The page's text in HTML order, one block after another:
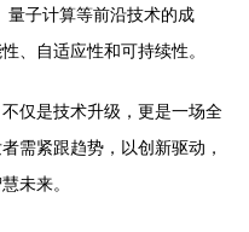
量子计算等前沿技术的成
、自适应性和可持续性。
仅是技术升级，更是一场全
需紧跟趋势，以创新驱动，
未来。